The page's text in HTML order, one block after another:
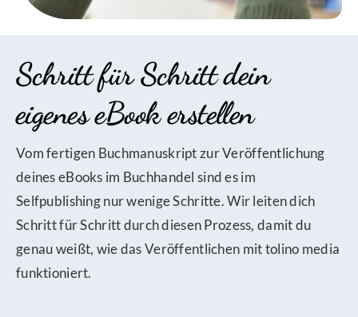
Schritt für Schritt dein
eigenes eBook erstellen
Vom fertigen Buchmanuskript zur Veröffentlichung
deines eBooks im Buchhandel sind es im
Selfpublishing nur wenige Schritte. Wir leiten dich
Schritt für Schritt durch diesen Prozess, damit du
genau weißt, wie das Veröffentlichen mit tolino media
funktioniert.